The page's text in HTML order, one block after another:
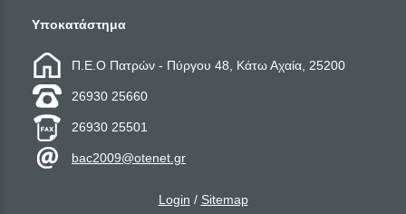
Υποκατάστημα
Π.Ε.Ο Πατρών - Πύργου 48, Κάτω Αχαία, 25200
26930 25660
26930 25501
bac2009@otenet.gr
Login / Sitemap